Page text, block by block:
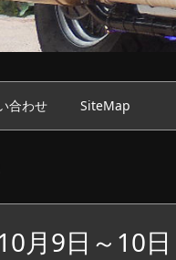
合わせ SiteMap
月9日～10